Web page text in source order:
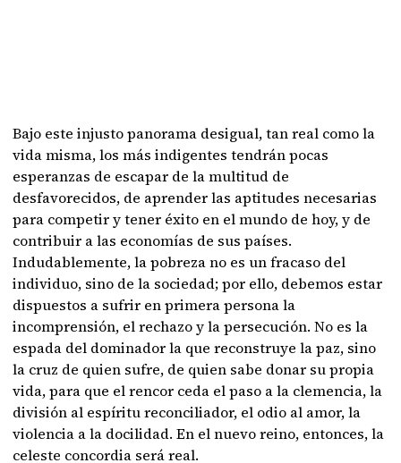
Bajo este injusto panorama desigual, tan real como la
vida misma, los más indigentes tendrán pocas
esperanzas de escapar de la multitud de
desfavorecidos, de aprender las aptitudes necesarias
para competir y tener éxito en el mundo de hoy, y de
contribuir a las economías de sus países.
Indudablemente, la pobreza no es un fracaso del
individuo, sino de la sociedad; por ello, debemos estar
dispuestos a sufrir en primera persona la
incomprensión, el rechazo y la persecución. No es la
espada del dominador la que reconstruye la paz, sino
la cruz de quien sufre, de quien sabe donar su propia
vida, para que el rencor ceda el paso a la clemencia, la
división al espíritu reconciliador, el odio al amor, la
violencia a la docilidad. En el nuevo reino, entonces, la
celeste concordia será real.